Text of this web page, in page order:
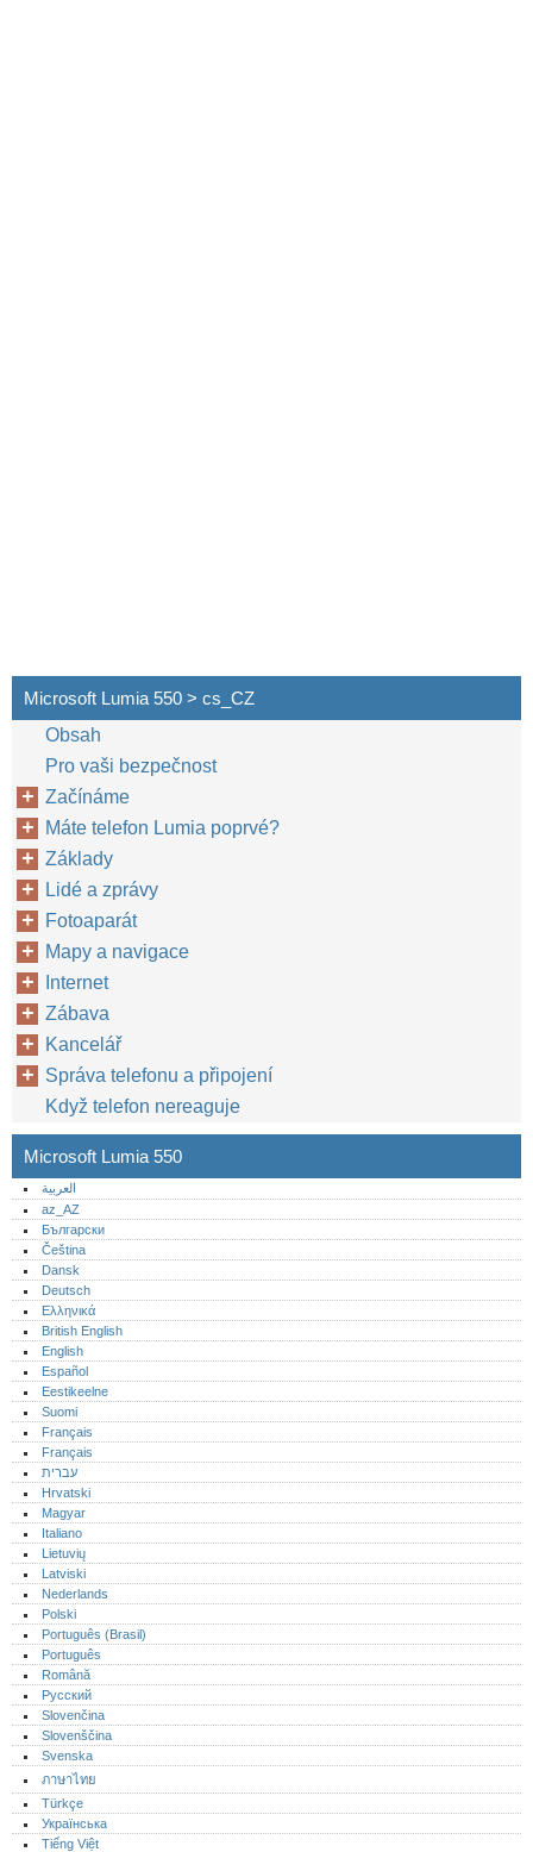
Microsoft Lumia 550 > cs_CZ
Obsah
Pro vaši bezpečnost
Začínáme
Máte telefon Lumia poprvé?
Základy
Lidé a zprávy
Fotoaparát
Mapy a navigace
Internet
Zábava
Kancelář
Správa telefonu a připojení
Když telefon nereaguje
Microsoft Lumia 550
العربية
az_AZ
Български
Čeština
Dansk
Deutsch
Ελληνικά
British English
English
Español
Eestikeelne
Suomi
Français
Français
עברית
Hrvatski
Magyar
Italiano
Lietuvių
Latviski
Nederlands
Polski
Português (Brasil)
Português‎
Română
Русский
Slovenčina
Slovenščina
Svenska
ภาษาไทย
Türkçe
Українська
Tiếng Việt